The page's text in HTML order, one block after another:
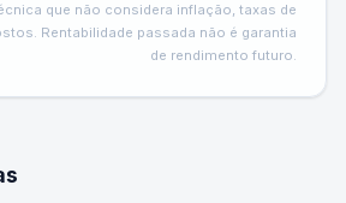
que não considera inflação, taxas de
Rentabilidade passada não é garantia
de rendimento futuro.